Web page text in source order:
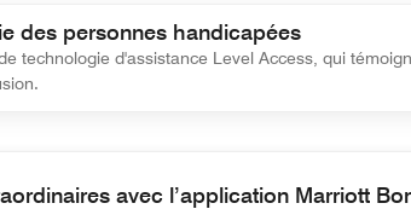
des personnes handicapées
technologie d'assistance Level Access, qui
avec l’application Marriott